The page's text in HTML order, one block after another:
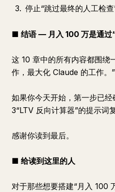
停止“跳过最终的人工检查”
■ 结语 — 月入 100 万是通过
这 10 章中的所有内容都围绕
作，最大化 Claude 的工作。”
如果你今天开始，第一步已
3“LTV 反向计算器”的提示词
感谢你读到最后。
■ 给读到这里的人
对于那些想要搭建“月入 100